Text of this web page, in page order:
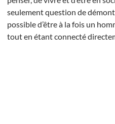
seulement question de
possible d’être à la fois un
tout en étant connecté